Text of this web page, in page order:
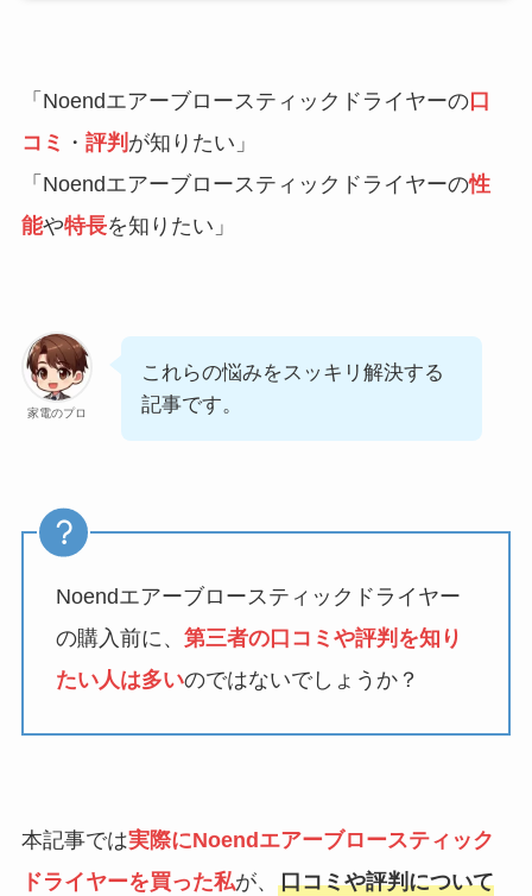
「Noendエアーブロースティックドライヤーの口
コミ ・ 評判 が知りたい」
「Noendエアーブロースティックドライヤーの性
能や特長を知りたい」
家電のプロ
これらの悩みをスッキリ解決する
記事です。
Noendエアーブロースティックドライヤー
の購入前に、 第三者の口コミや評判を知り
たい人は多いのではないでしょうか？
本記事では実際にNoendエアーブロースティック
ドライヤーを買った私が、 口コミや評判について